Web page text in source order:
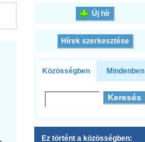
Új hír
Hírek szerkesztése
Közösségben Mindenben
Ez történt a közösségben: